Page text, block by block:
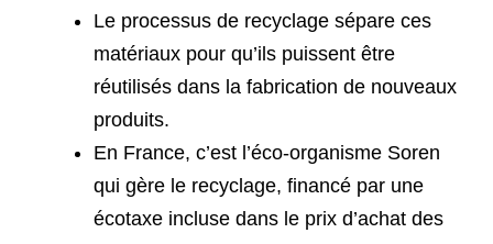
Le processus de recyclage sépare ces
matériaux pour qu’ils puissent être
réutilisés dans la fabrication de nouveaux
produits.
En France, c’est l’éco-organisme Soren
qui gère le recyclage, financé par une
écotaxe incluse dans le prix d’achat des